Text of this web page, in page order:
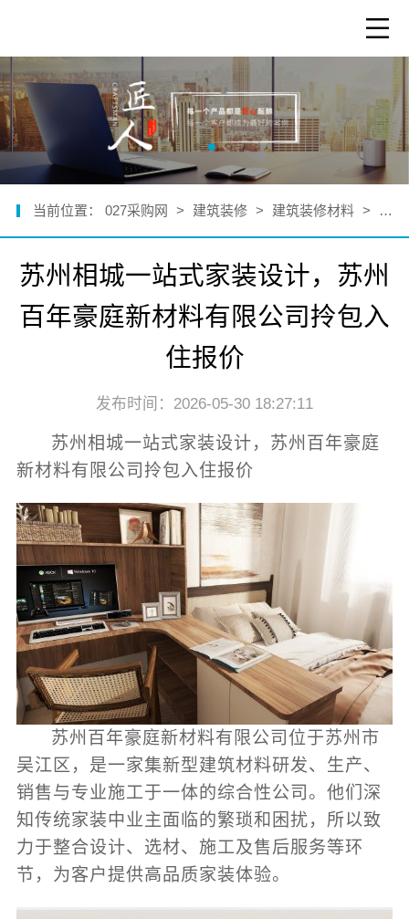
当前位置： 027采购网 > 建筑装修 > 建筑装修材料 > 公
苏州相城一站式家装设计，苏州
百年豪庭新材料有限公司拎包入
住报价
发布时间：2026-05-30 18:27:11
苏州相城一站式家装设计，苏州百年豪庭
新材料有限公司拎包入住报价
苏州百年豪庭新材料有限公司位于苏州市
吴江区，是一家集新型建筑材料研发、生产、
销售与专业施工于一体的综合性公司。他们深
知传统家装中业主面临的繁琐和困扰，所以致
力于整合设计、选材、施工及售后服务等环
节，为客户提供高品质家装体验。